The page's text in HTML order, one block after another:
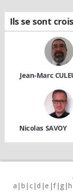
Ils se sont
Jean-Marc
Nicolas SAVOY
a b c d e f g h